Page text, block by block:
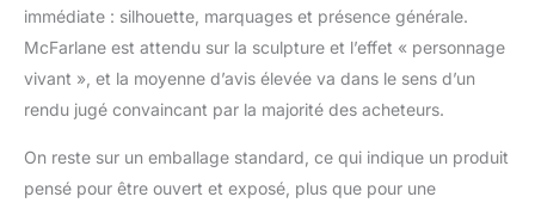
immédiate : silhouette, marquages et présence générale.
McFarlane est attendu sur la sculpture et l’effet « personnage
vivant », et la moyenne d’avis élevée va dans le sens d’un
rendu jugé convaincant par la majorité des acheteurs.
On reste sur un emballage standard, ce qui indique un produit
pensé pour être ouvert et exposé, plus que pour une